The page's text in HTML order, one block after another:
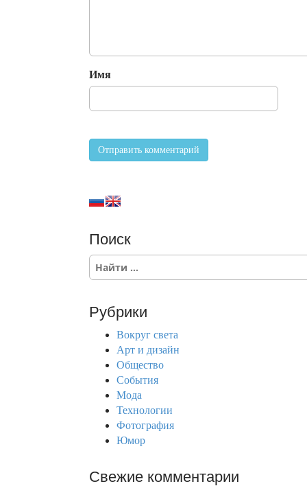
Имя
Поиск
S
c
Рубрики
Вокруг света
Арт и дизайн
Общество
События
Мода
Технологии
Фотография
Юмор
Свежие комментарии